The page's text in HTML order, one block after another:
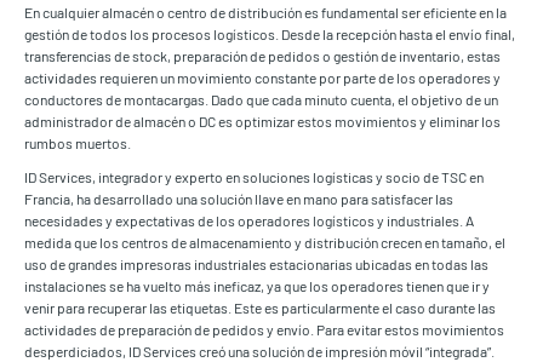
En cualquier almacén o centro de distribución es fundamental ser eficiente en la
gestión de todos los procesos logísticos. Desde la recepción hasta el envío final,
transferencias de stock, preparación de pedidos o gestión de inventario, estas
actividades requieren un movimiento constante por parte de los operadores y
conductores de montacargas. Dado que cada minuto cuenta, el objetivo de un
administrador de almacén o DC es optimizar estos movimientos y eliminar los
rumbos muertos.
ID Services, integrador y experto en soluciones logísticas y socio de TSC en
Francia, ha desarrollado una solución llave en mano para satisfacer las
necesidades y expectativas de los operadores logísticos y industriales. A
medida que los centros de almacenamiento y distribución crecen en tamaño, el
uso de grandes impresoras industriales estacionarias ubicadas en todas las
instalaciones se ha vuelto más ineficaz, ya que los operadores tienen que ir y
venir para recuperar las etiquetas. Este es particularmente el caso durante las
actividades de preparación de pedidos y envío. Para evitar estos movimientos
desperdiciados, ID Services creó una solución de impresión móvil “integrada”.